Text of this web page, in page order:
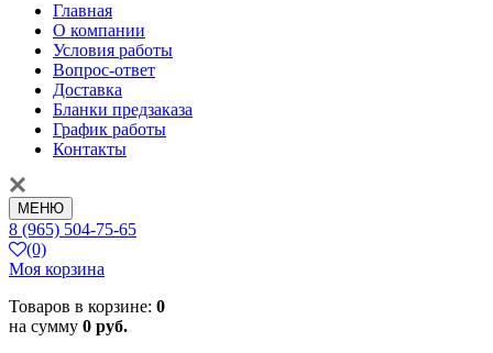
Главная
О компании
Условия работы
Вопрос-ответ
Доставка
Бланки предзаказа
График работы
Контакты
МЕНЮ
8 (965) 504-75-65
(0)
Моя корзина
Товаров в корзине: 0
на сумму 0 руб.